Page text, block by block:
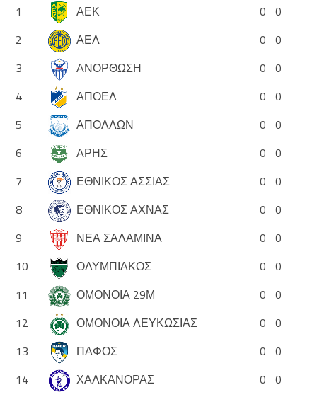
1
ΑΕΚ 0 0
2
ΑΕΛ 0 0
3
ΑΝΟΡΘΩΣΗ 0 0
4
ΑΠΟΕΛ 0 0
5
ΑΠΟΛΛΩΝ 0 0
6
ΑΡΗΣ 0 0
7
ΕΘΝΙΚΟΣ ΑΣΣΙΑΣ 0 0
8
ΕΘΝΙΚΟΣ ΑΧΝΑΣ 0 0
9
ΝΕΑ ΣΑΛΑΜΙΝΑ 0 0
10
ΟΛΥΜΠΙΑΚΟΣ 0 0
11
ΟΜΟΝΟΙΑ 29Μ 0 0
12
ΟΜΟΝΟΙΑ ΛΕΥΚΩΣΙΑΣ 0 0
13
ΠΑΦΟΣ 0 0
14
ΧΑΛΚΑΝΟΡΑΣ 0 0